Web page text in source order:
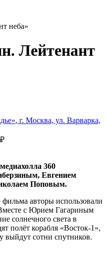
неба»
Лейтенант
, г. Москва, ул. Варварка,
₽
360
Евгением
Поповым.
авторы использовали
с Юрием Гагариным
солнечного света в
полёт корабля «Восток-1»,
выйдут сотни спутников.